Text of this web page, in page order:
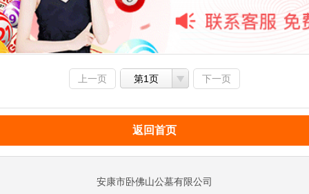
上一页 第1页 下一页
返回首页
安康市卧佛山公墓有限公司